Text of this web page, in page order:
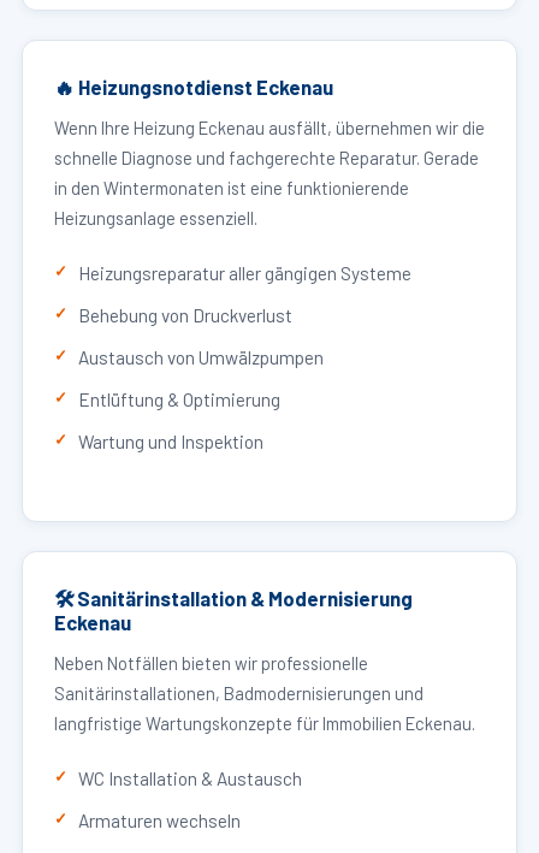
🔥 Heizungsnotdienst Eckenau
Wenn Ihre Heizung Eckenau ausfällt, übernehmen wir die
schnelle Diagnose und fachgerechte Reparatur. Gerade
in den Wintermonaten ist eine funktionierende
Heizungsanlage essenziell.
Heizungsreparatur aller gängigen Systeme
Behebung von Druckverlust
Austausch von Umwälzpumpen
Entlüftung & Optimierung
Wartung und Inspektion
🛠 Sanitärinstallation & Modernisierung
Eckenau
Neben Notfällen bieten wir professionelle
Sanitärinstallationen, Badmodernisierungen und
langfristige Wartungskonzepte für Immobilien Eckenau.
WC Installation & Austausch
Armaturen wechseln